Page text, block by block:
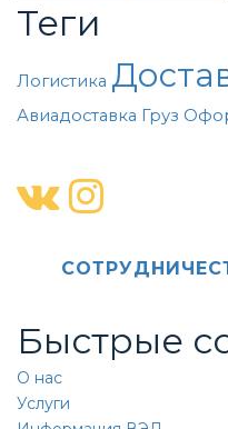
Теги
Логистика
Авиадоставка Груз
Быстрые
О нас
Услуги